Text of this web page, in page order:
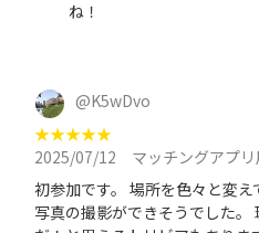
ね！
@K5wDvo
★★★★★
2025/07/12
マッチングアプリ用
初参加です。 場所を色々と変
写真の撮影ができそうでした。